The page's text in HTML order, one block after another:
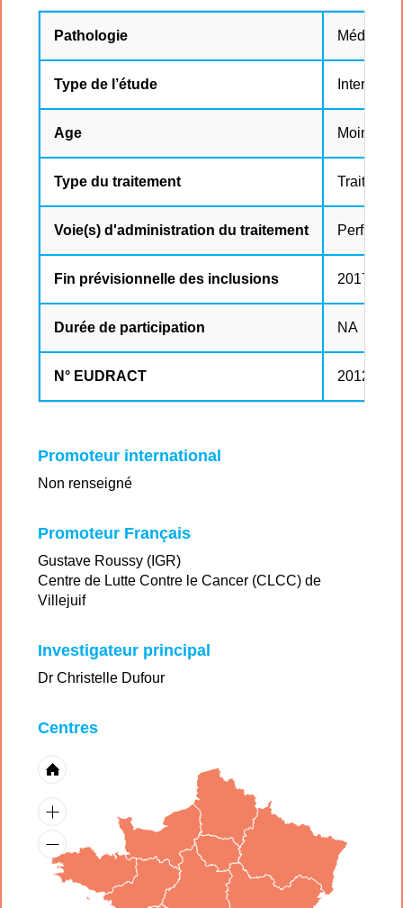
Pathologie
Type de l’étude
Age Moins de
Type du traitement
Voie(s) d'administration du traitement
Fin prévisionnelle des inclusions 2017-07-
Durée de participation NA
N° EUDRACT 2012-
Promoteur international
Non renseigné
Promoteur Français
Gustave Roussy (IGR)
Centre de Lutte Contre le Cancer (CLCC) de
Villejuif
Investigateur principal
Dr Christelle Dufour
Centres